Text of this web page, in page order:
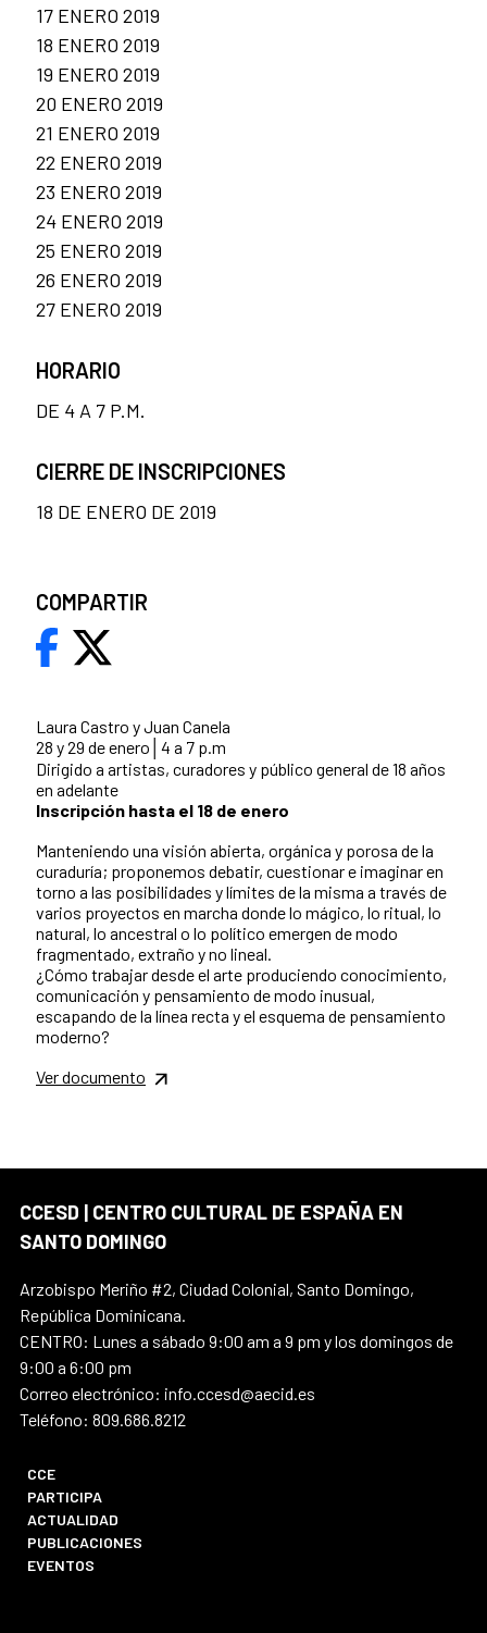
Laura Castro y Juan Canela
28 y 29 de enero│4 a 7 p.m
Dirigido a artistas, curadores y público general de 18 años
en adelante
Inscripción hasta el 18 de enero
Manteniendo una visión abierta, orgánica y porosa de la
curaduría; proponemos debatir, cuestionar e imaginar en
torno a las posibilidades y límites de la misma a través de
varios proyectos en marcha donde lo mágico, lo ritual, lo
natural, lo ancestral o lo político emergen de modo
fragmentado, extraño y no lineal.
¿Cómo trabajar desde el arte produciendo conocimiento,
comunicación y pensamiento de modo inusual,
escapando de la línea recta y el esquema de pensamiento
moderno?
Ver documento
17 ENERO 2019
18 ENERO 2019
19 ENERO 2019
20 ENERO 2019
21 ENERO 2019
22 ENERO 2019
23 ENERO 2019
24 ENERO 2019
25 ENERO 2019
26 ENERO 2019
27 ENERO 2019
HORARIO
DE 4 A 7 P.M.
CIERRE DE INSCRIPCIONES
18 DE ENERO DE 2019
COMPARTIR
CCESD | CENTRO CULTURAL DE ESPAÑA EN
SANTO DOMINGO
Arzobispo Meriño #2, Ciudad Colonial, Santo Domingo,
República Dominicana.
CENTRO: Lunes a sábado 9:00 am a 9 pm y los domingos de
9:00 a 6:00 pm
Correo electrónico: info.ccesd@aecid.es
Teléfono: 809.686.8212
CCE
PARTICIPA
ACTUALIDAD
PUBLICACIONES
EVENTOS